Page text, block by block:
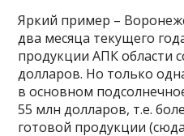
Яркий пример –
два месяца текущего
продукции АПК области
долларов. Но только
в основном
55 млн долларов, т.е.
готовой продукции